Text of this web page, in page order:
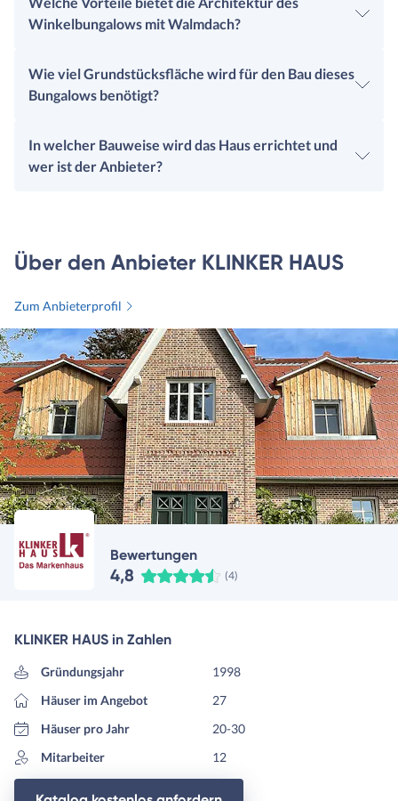
Winkelbungalows mit Walmdach?
Wie viel Grundstücksfläche wird für den Bau dieses
Bungalows benötigt?
In welcher Bauweise wird das Haus errichtet und
wer ist der Anbieter?
Über den Anbieter KLINKER HAUS
Zum Anbieterprofil
Bewertungen
4,8 (4)
KLINKER HAUS in Zahlen
Gründungsjahr
1998
Häuser im Angebot
27
Häuser pro Jahr
20-30
Mitarbeiter
12